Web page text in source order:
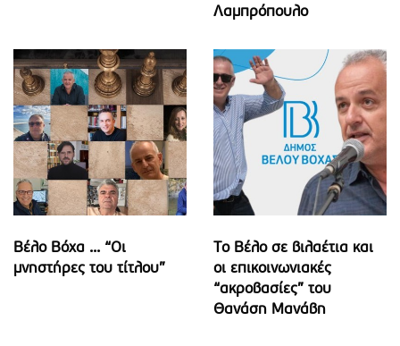
Λαμπρόπουλο
Βέλο Βόχα ... “Οι
μνηστήρες του τίτλου”
Το Βέλο σε βιλαέτια και
οι επικοινωνιακές
“ακροβασίες” του
Θανάση Μανάβη